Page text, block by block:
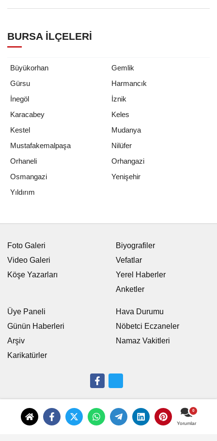
Yorumlar
BURSA İLÇELERI
Büyükorhan
Gemlik
Gürsu
Harmancık
İnegöl
İznik
Karacabey
Keles
Kestel
Mudanya
Mustafakemalpaşa
Nilüfer
Orhaneli
Orhangazi
Osmangazi
Yenişehir
Yıldırım
Foto Galeri
Video Galeri
Köşe Yazarları
Biyografiler
Vefatlar
Yerel Haberler
Anketler
Üye Paneli
Günün Haberleri
Arşiv
Karikatürler
Hava Durumu
Nöbetci Eczaneler
Namaz Vakitleri
Künye İletişim Çerez Politikası Gizlilik İlkeleri